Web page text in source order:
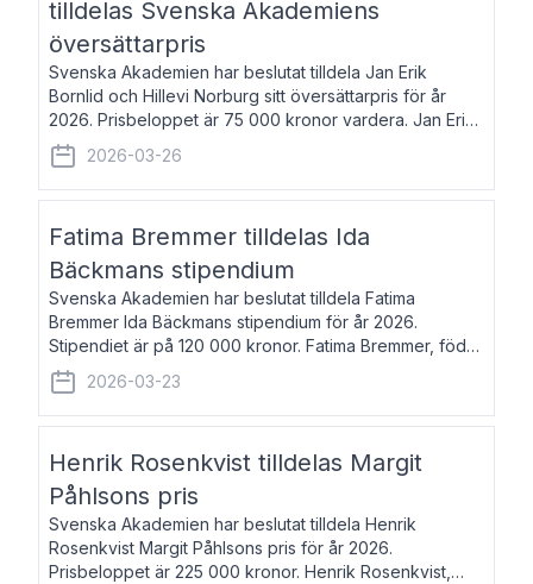
tilldelas Svenska Akademiens
översättarpris
Svenska Akademien har beslutat tilldela Jan Erik
Bornlid och Hillevi Norburg sitt översättarpris för år
2026. Prisbeloppet är 75 000 kronor vardera. Jan Erik
Bornlid, född 1947, är översättare från tyska. Han är
främst känd för sina översät
2026-03-26
Fatima Bremmer tilldelas Ida
Bäckmans stipendium
Svenska Akademien har beslutat tilldela Fatima
Bremmer Ida Bäckmans stipendium för år 2026.
Stipendiet är på 120 000 kronor. Fatima Bremmer, född
1977, är journalist och författare. Hon utkom i fjol med
boken Ligan. Klarakvarterens blodsyst
2026-03-23
Henrik Rosenkvist tilldelas Margit
Påhlsons pris
Svenska Akademien har beslutat tilldela Henrik
Rosenkvist Margit Påhlsons pris för år 2026.
Prisbeloppet är 225 000 kronor. Henrik Rosenkvist,